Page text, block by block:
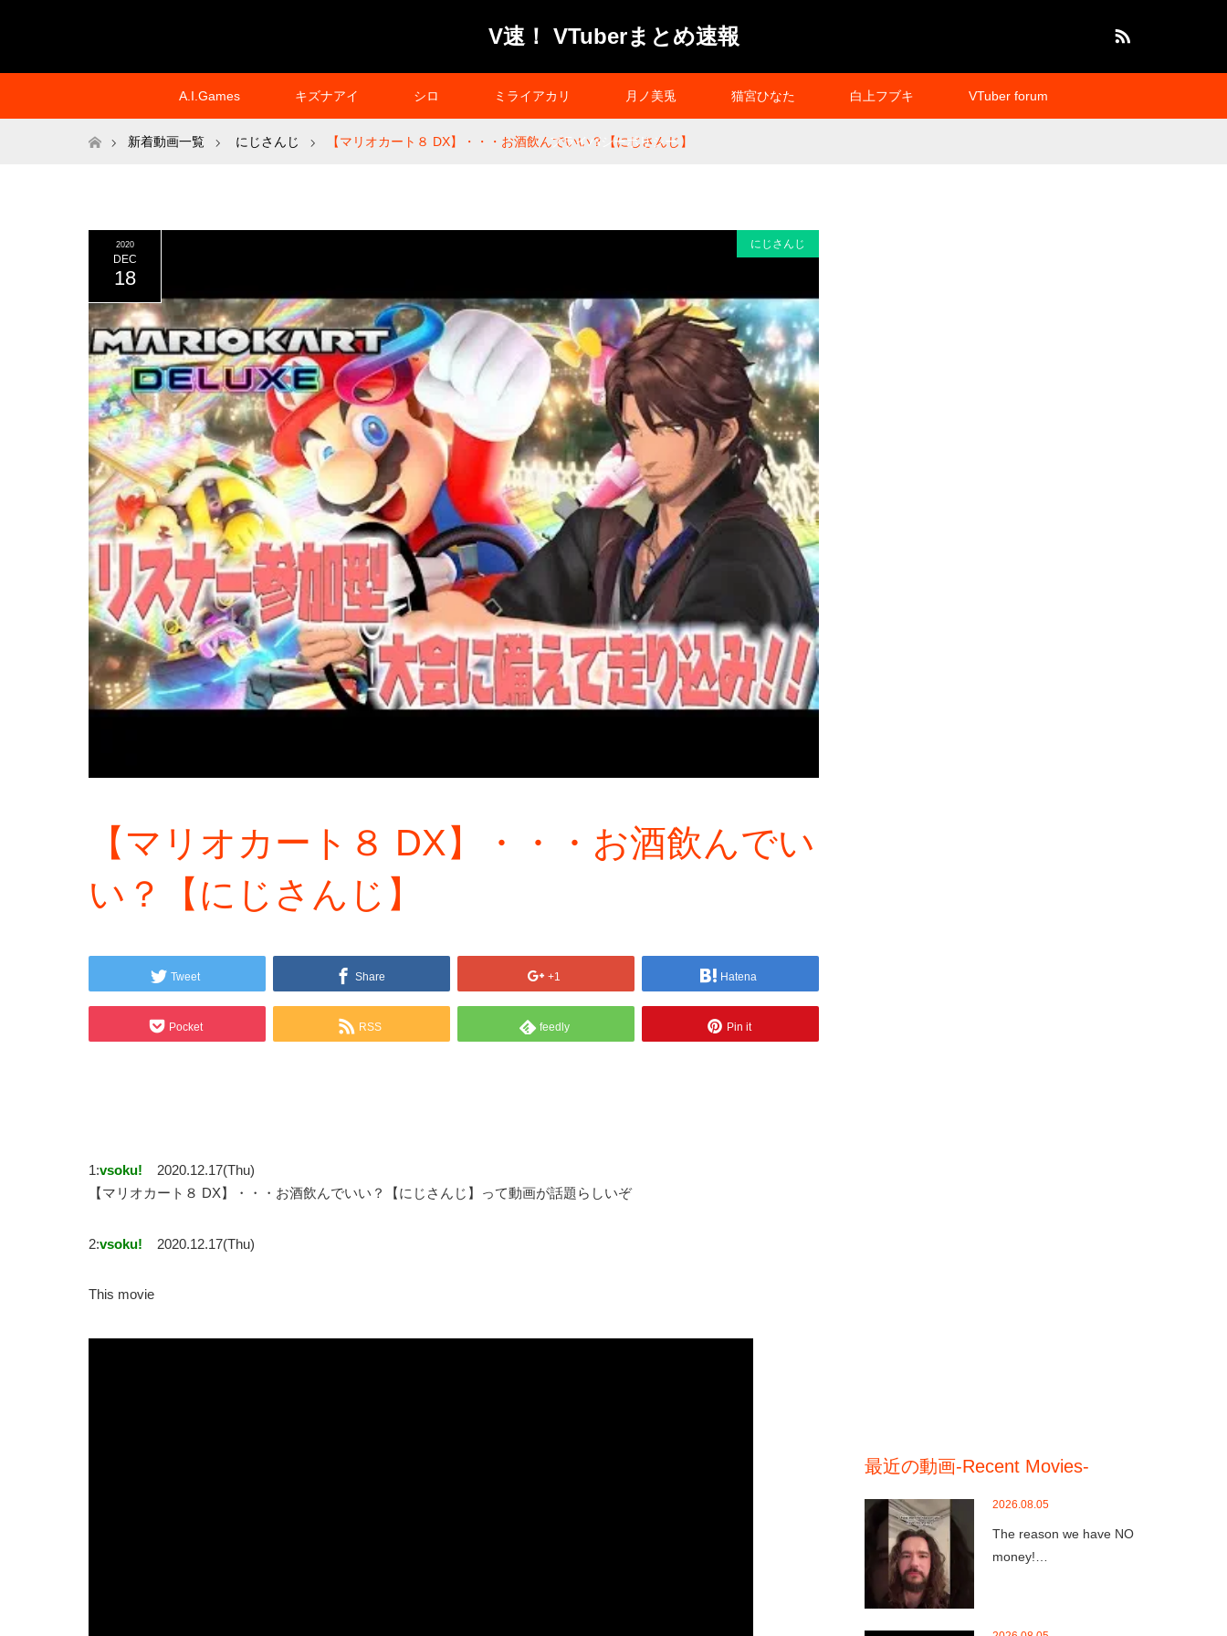
V速！ VTuberまとめ速報
A.I.Games キズナアイ シロ ミライアカリ 月ノ美兎 猫宮ひなた 白上フブキ VTuber forum
プライバシーポリシー
ホーム新着動画一覧 にじさんじ 【マリオカート８ DX】・・・お酒飲んでいい？【にじさんじ】
2020
DEC
18
にじさんじ
【マリオカート８ DX】・・・お酒飲んでい
い？【にじさんじ】
Tweet Share +1 Hatena
Pocket RSS feedly Pin it
1:vsoku!
2020.12.17(Thu)
【マリオカート８ DX】・・・お酒飲んでいい？【にじさんじ】って動画が話題らしいぞ
2:vsoku! 2020.12.17(Thu)
This movie
最近の動画-Recent Movies-
2026.08.05
The reason we have NO
money!…